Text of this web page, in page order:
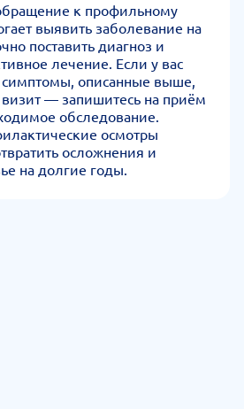
к профильному
выявить заболевание на
поставить диагноз и
лечение. Если у вас
описанные выше,
— запишитесь на приём
обследование.
осмотры
осложнения и
на долгие годы.